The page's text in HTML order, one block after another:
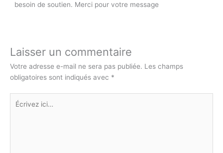
besoin de soutien. Merci pour votre message
Laisser un commentaire
Votre adresse e-mail ne sera pas publiée. Les champs
obligatoires sont indiqués avec *
Écrivez
ici…